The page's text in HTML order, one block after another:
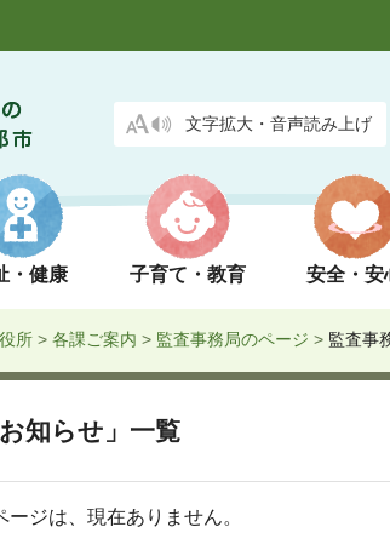
文字拡大・音声読み上げ
・健康 子育て・教育 安全・安
所 > 各課ご案内 > 監査事務局のページ > 監査事
知らせ」一覧
ジは、現在ありません。